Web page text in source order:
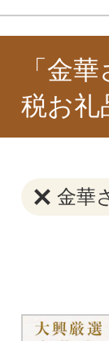
「金
税お礼
金華